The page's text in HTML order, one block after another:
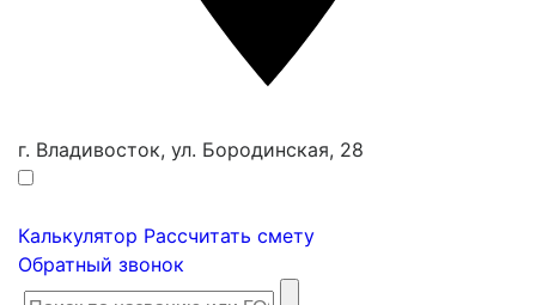
г. Владивосток, ул. Бородинская, 28
Калькулятор Рассчитать смету
Обратный звонок